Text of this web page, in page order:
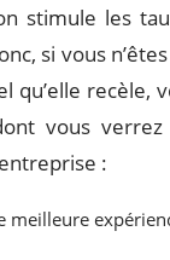
stimule les
si vous
qu’elle recèle,
vous verrez
:
meilleure